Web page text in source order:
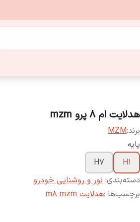
هدلایت ام 8 پرو mzm
برند:MZM
پایه
H1
H7
دسته‌بندی: نور و روشنایی خودرو
برچسب‌ها :هدلایت m8 mzm